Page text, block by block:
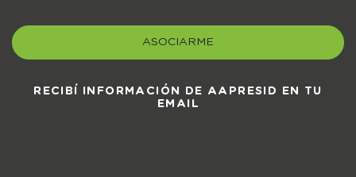
ASOCIARME
RECIBÍ INFORMACIÓN DE AAPRESID EN TU
EMAIL